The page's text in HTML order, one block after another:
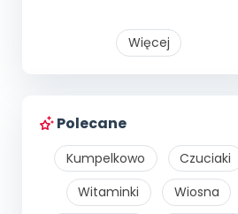
Więcej
Polecane
Kumpelkowo
Czuciaki
Witaminki
Wiosna